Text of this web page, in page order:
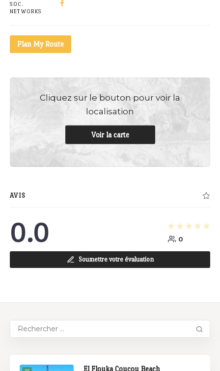
SOC.
NETWORKS
Plan My Route
Cliquez sur le bouton pour voir la
localisation
Voir la carte
AVIS
0.0 0
Soumettre votre évaluation
El Flouka Coucou Beach